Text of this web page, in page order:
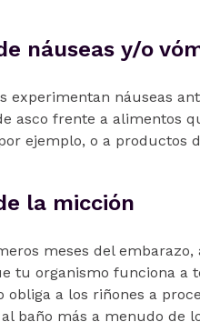
náuseas y/o
experimentan náuseas
asco frente a alimentos
ejemplo, o a productos
la micción
meses del
tu organismo funciona a
obliga a los riñones a
baño más a menudo de